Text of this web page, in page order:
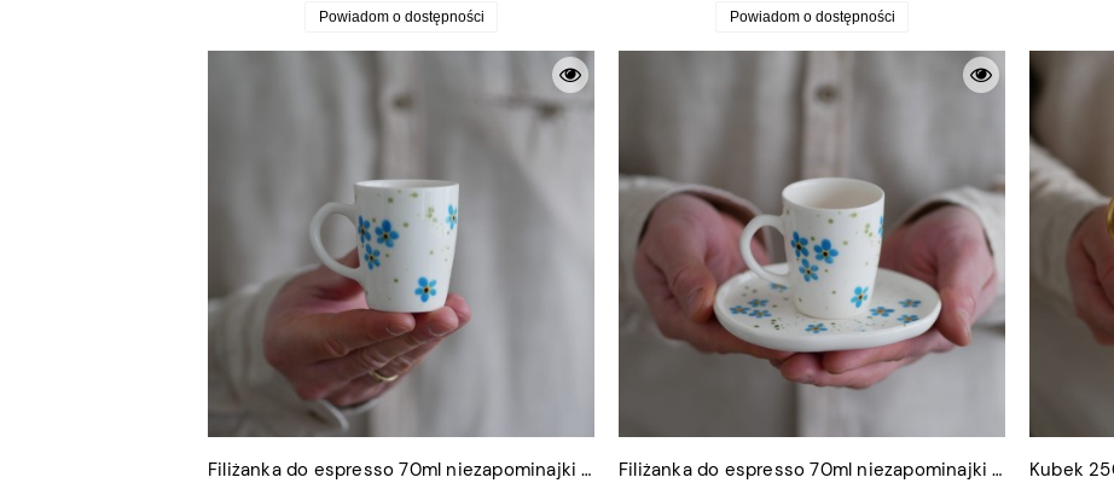
Powiadom o dostępności Powiadom o dostępności
Filiżanka do espresso 70ml niezapominajki z białym uszkiem Filiżanka do espresso 70ml niezapominajki z białym uszkiem + talerzyk 9x11cm